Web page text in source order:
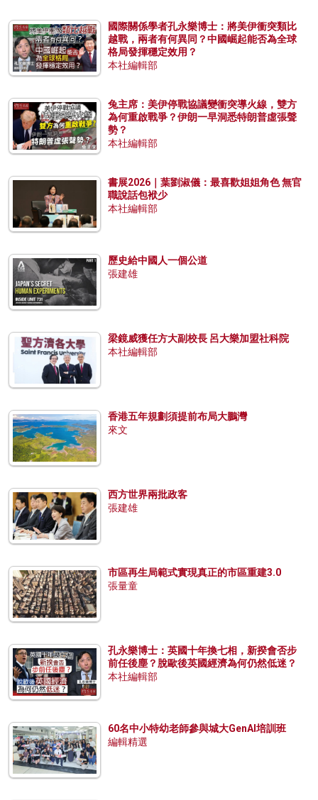
國際關係學者孔永樂博士：將美伊衝突類比
越戰，兩者有何異同？中國崛起能否為全球
格局發揮穩定效用？
本社編輯部
兔主席：美伊停戰協議變衝突導火線，雙方
為何重啟戰爭？伊朗一早洞悉特朗普虛張聲
勢？
本社編輯部
書展2026｜葉劉淑儀：最喜歡姐姐角色 無官
職說話包袱少
本社編輯部
歷史給中國人一個公道
張建雄
梁鏡威獲任方大副校長 呂大樂加盟社科院
本社編輯部
香港五年規劃須提前布局大鵬灣
來文
西方世界兩批政客
張建雄
市區再生局範式實現真正的市區重建3.0
張量童
孔永樂博士：英國十年換七相，新揆會否步
前任後塵？脫歐後英國經濟為何仍然低迷？
本社編輯部
60名中小特幼老師參與城大GenAI培訓班
編輯精選